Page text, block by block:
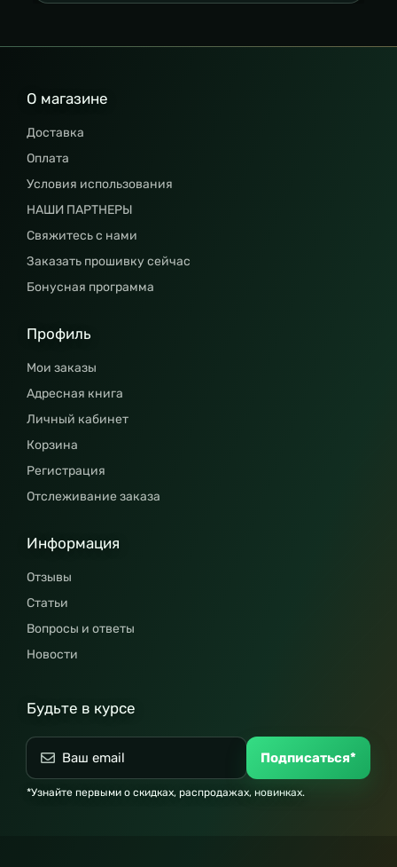
О магазине
Доставка
Оплата
Условия использования
НАШИ ПАРТНЕРЫ
Свяжитесь с нами
Заказать прошивку сейчас
Бонусная программа
Профиль
Мои заказы
Адресная книга
Личный кабинет
Корзина
Регистрация
Отслеживание заказа
Информация
Отзывы
Статьи
Вопросы и ответы
Новости
Будьте в курсе
Подписаться*
*Узнайте первыми о скидках, распродажах, новинках.